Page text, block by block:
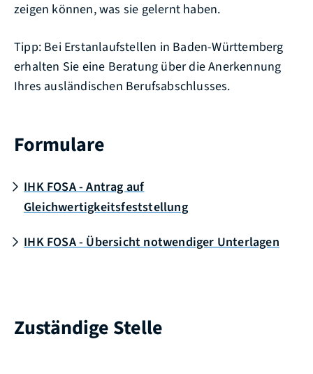
zeigen können, was sie gelernt haben.
Tipp: Bei Erstanlaufstellen in Baden-Württemberg
erhalten Sie eine Beratung über die Anerkennung
Ihres ausländischen Berufsabschlusses.
Formulare
IHK FOSA - Antrag auf
Gleichwertigkeitsfeststellung
IHK FOSA - Übersicht notwendiger Unterlagen
Zuständige Stelle